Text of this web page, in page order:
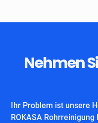
Nehmen
Ihr Problem ist unsere
ROKASA